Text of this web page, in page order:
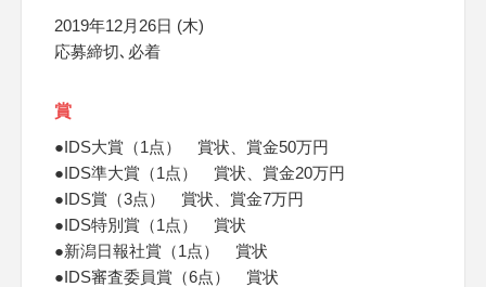
2019年12月26日 (木)
応募締切､必着
賞
●IDS大賞（1点） 賞状、賞金50万円
●IDS準大賞（1点） 賞状、賞金20万円
●IDS賞（3点） 賞状、賞金7万円
●IDS特別賞（1点） 賞状
●新潟日報社賞（1点） 賞状
●IDS審査委員賞（6点） 賞状